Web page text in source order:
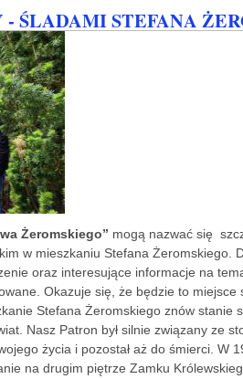
ŚLADAMI STEFANA
Żeromskiego” mogą nazwać się
w mieszkaniu Stefana Żeromskiego.
oraz interesujące informacje na
Okazuje się, że będzie to miejsce
Stefana Żeromskiego znów stanie
Nasz Patron był silnie związany ze
życia i pozostał aż do śmierci. W
na drugim piętrze Zamku